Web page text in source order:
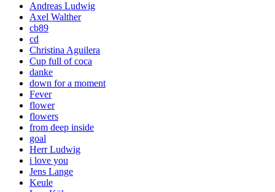
Andreas Ludwig
Axel Walther
cb89
cd
Christina Aguilera
Cup full of coca
danke
down for a moment
Fever
flower
flowers
from deep inside
goal
Herr Ludwig
i love you
Jens Lange
Keule